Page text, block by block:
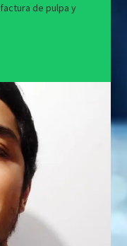
de pulpa y